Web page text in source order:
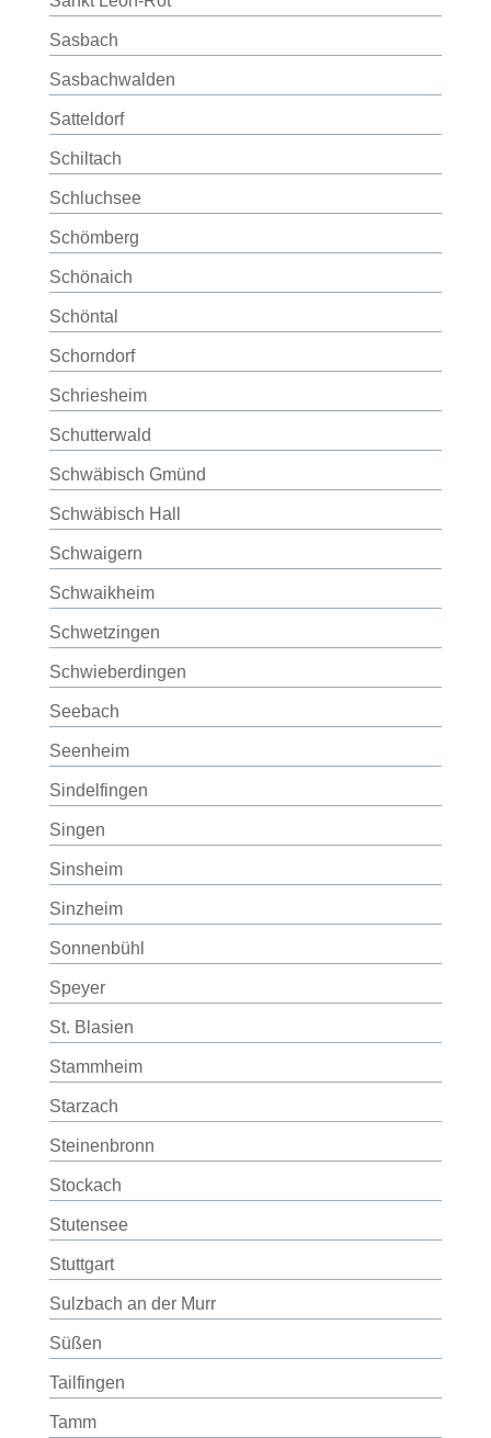
Sasbach
Sasbachwalden
Satteldorf
Schiltach
Schluchsee
Schömberg
Schönaich
Schöntal
Schorndorf
Schriesheim
Schutterwald
Schwäbisch Gmünd
Schwäbisch Hall
Schwaigern
Schwaikheim
Schwetzingen
Schwieberdingen
Seebach
Seenheim
Sindelfingen
Singen
Sinsheim
Sinzheim
Sonnenbühl
Speyer
St. Blasien
Stammheim
Starzach
Steinenbronn
Stockach
Stutensee
Stuttgart
Sulzbach an der Murr
Süßen
Tailfingen
Tamm